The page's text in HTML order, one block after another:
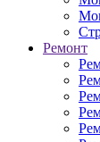
Ремонт